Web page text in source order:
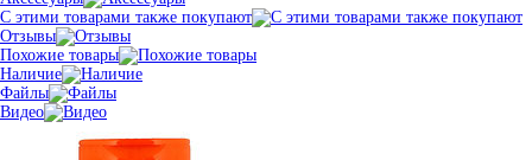
С этими товарами также покупают
Отзывы
Похожие товары
Наличие
Файлы
Видео